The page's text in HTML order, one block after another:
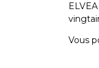
Vous